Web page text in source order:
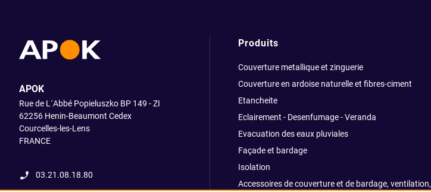
APOK
Rue de L´Abbé Popieluszko BP 149 - ZI
62256 Henin-Beaumont Cedex
Courcelles-les-Lens
FRANCE
03.21.08.18.80
Produits
Couverture metallique et zinguerie
Couverture en ardoise naturelle et fibres-ciment
Etancheite
Eclairement - Desenfumage - Veranda
Evacuation des eaux pluviales
Façade et bardage
Isolation
Accessoires de couverture et de bardage, ventilation,